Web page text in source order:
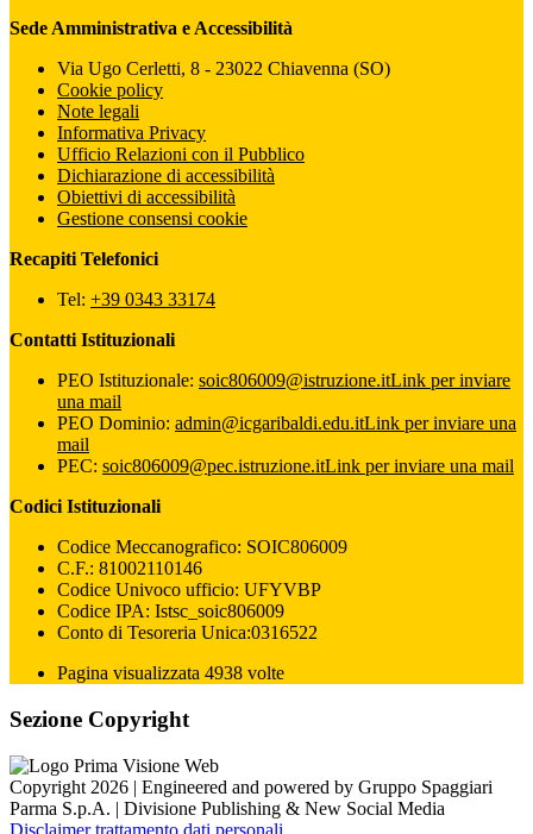
Sede Amministrativa e Accessibilità
Via Ugo Cerletti, 8 - 23022 Chiavenna (SO)
Cookie policy
Note legali
Informativa Privacy
Ufficio Relazioni con il Pubblico
Dichiarazione di accessibilità
Obiettivi di accessibilità
Gestione consensi cookie
Recapiti Telefonici
Tel: +39 0343 33174
Contatti Istituzionali
PEO Istituzionale: soic806009@istruzione.itLink per inviare
una mail
PEO Dominio: admin@icgaribaldi.edu.itLink per inviare una
mail
PEC: soic806009@pec.istruzione.itLink per inviare una mail
Codici Istituzionali
Codice Meccanografico: SOIC806009
C.F.: 81002110146
Codice Univoco ufficio: UFYVBP
Codice IPA: Istsc_soic806009
Conto di Tesoreria Unica:0316522
Pagina visualizzata 4938 volte
Sezione Copyright
Copyright 2026 | Engineered and powered by Gruppo Spaggiari
Parma S.p.A. | Divisione Publishing & New Social Media
Disclaimer trattamento dati personali